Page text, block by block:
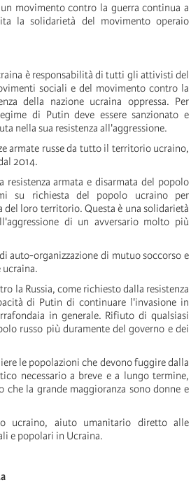
movimento contro la guerra continua a
la solidarietà del movimento operaio
è responsabilità di tutti gli attivisti del
sociali e del movimento contro la
della nazione ucraina oppressa. Per
di Putin deve essere sanzionato e
nella sua resistenza all'aggressione.
armate russe da tutto il territorio ucraino,
2014.
resistenza armata e disarmata del popolo
su richiesta del popolo ucraino per
del loro territorio. Questa è una solidarietà
di un avversario molto più
auto-organizzazione di mutuo soccorso e
ucraina.
la Russia, come richiesto dalla resistenza
di Putin di continuare l'invasione in
in generale. Rifiuto di qualsiasi
russo più duramente del governo e dei
le popolazioni che devono fuggire dalla
necessario a breve e a lungo termine,
la grande maggioranza sono donne e
ucraino, aiuto umanitario diretto alle
e popolari in Ucraina.